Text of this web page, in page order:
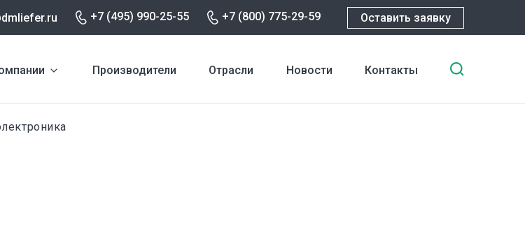
+7 (495) 990-25-55 +7 (800) 775-29-59 Оставить заявку
Производители Отрасли Новости Контакты